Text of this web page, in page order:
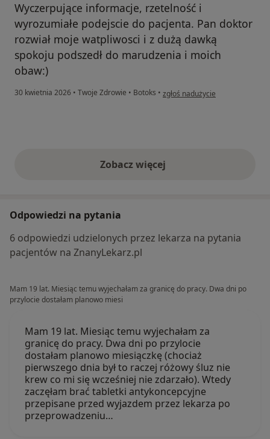
Wyczerpujące informacje, rzetelność i
wyrozumiałe podejscie do pacjenta. Pan doktor
rozwiał moje watpliwosci i z dużą dawką
spokoju podszedł do marudzenia i moich
obaw:)
30 kwietnia 2026 • Twoje Zdrowie • Botoks • w opinii użytkownika Karolina
zgłoś nadużycie
Zobacz więcejopinie powyżej
Odpowiedzi na pytania
6 odpowiedzi udzielonych przez lekarza na pytania
pacjentów na ZnanyLekarz.pl
Mam 19 lat. Miesiąc temu wyjechałam za granicę do pracy. Dwa dni po
przylocie dostałam planowo miesi
Mam 19 lat. Miesiąc temu wyjechałam za
granicę do pracy. Dwa dni po przylocie
dostałam planowo miesiączkę (chociaż
pierwszego dnia był to raczej różowy śluz nie
krew co mi się wcześniej nie zdarzało). Wtedy
zaczęłam brać tabletki antykoncepcyjne
przepisane przed wyjazdem przez lekarza po
przeprowadzeniu…